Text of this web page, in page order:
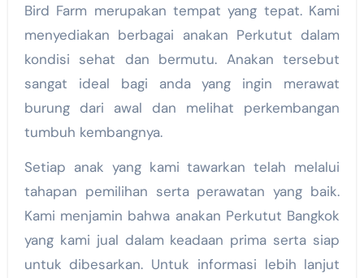
Bird Farm merupakan tempat yang tepat. Kami
menyediakan berbagai anakan Perkutut dalam
kondisi sehat dan bermutu. Anakan tersebut
sangat ideal bagi anda yang ingin merawat
burung dari awal dan melihat perkembangan
tumbuh kembangnya.
Setiap anak yang kami tawarkan telah melalui
tahapan pemilihan serta perawatan yang baik.
Kami menjamin bahwa anakan Perkutut Bangkok
yang kami jual dalam keadaan prima serta siap
untuk dibesarkan. Untuk informasi lebih lanjut